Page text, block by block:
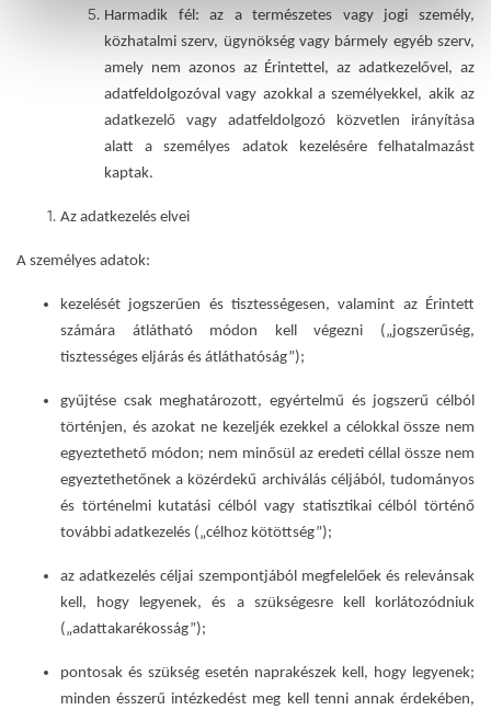
Harmadik fél: az a természetes vagy jogi személy,
közhatalmi szerv, ügynökség vagy bármely egyéb szerv,
amely nem azonos az Érintettel, az adatkezelővel, az
adatfeldolgozóval vagy azokkal a személyekkel, akik az
adatkezelő vagy adatfeldolgozó közvetlen irányítása
alatt a személyes adatok kezelésére felhatalmazást
kaptak.
Az adatkezelés elvei
A személyes adatok:
kezelését jogszerűen és tisztességesen, valamint az Érintett
számára átlátható módon kell végezni („jogszerűség,
tisztességes eljárás és átláthatóság”);
gyűjtése csak meghatározott, egyértelmű és jogszerű célból
történjen, és azokat ne kezeljék ezekkel a célokkal össze nem
egyeztethető módon; nem minősül az eredeti céllal össze nem
egyeztethetőnek a közérdekű archiválás céljából, tudományos
és történelmi kutatási célból vagy statisztikai célból történő
további adatkezelés („célhoz kötöttség”);
az adatkezelés céljai szempontjából megfelelőek és relevánsak
kell, hogy legyenek, és a szükségesre kell korlátozódniuk
(„adattakarékosság”);
pontosak és szükség esetén naprakészek kell, hogy legyenek;
minden ésszerű intézkedést meg kell tenni annak érdekében,